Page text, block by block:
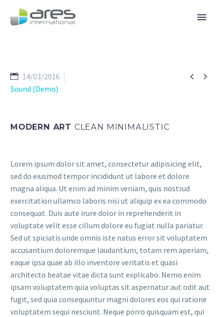
 
14/03/2016
Sound (Demo)
MODERN ART CLEAN MINIMALISTIC
Lorem ipsum dolor sit amet, consectetur adipisicing elit,
sed do eiusmod tempor incididunt ut labore et dolore
magna aliqua. Ut enim ad minim veniam, quis nostrud
exercitation ullamco laboris nisi ut aliquip ex ea commodo
consequat. Duis aute irure dolor in reprehenderit in
voluptate velit esse cillum dolore eu fugiat nulla pariatur.
Sed ut spiciatis unde omnis iste natus error sit voluptatem
accusantium doloremque laudantium, totam rem aperiam,
eaque ipsa quae ab illo inventore veritatis et quasi
architecto beatae vitae dicta sunt explicabo. Nemo enim
ipsam voluptatem quia voluptas sit aspernatur aut odit aut
fugit, sed quia consequuntur magni dolores eos qui ratione
voluptatem sequi nesciunt. Neque porro quisquam est, qui